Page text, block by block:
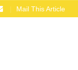
Mail This Article